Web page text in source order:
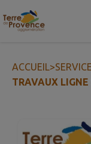
Contenu
ACCUEIL>
TRAVAUX